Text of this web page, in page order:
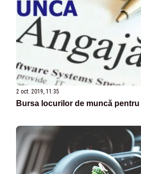
2 oct. 2019, 11:35
Bursa locurilor de muncă